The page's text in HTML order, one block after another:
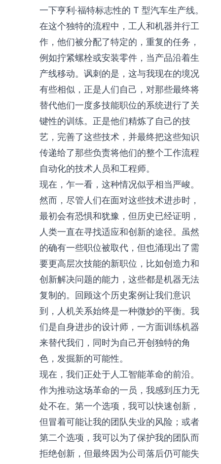
一下亨利·福特标志性的 T 型汽车生产线。
在这个独特的流程中，工人和机器并行工
作，他们被分配了特定的，重复的任务，
例如拧紧螺栓或安装零件，当产品沿着生
产线移动。讽刺的是，这与我现在的境况
有些相似，正是人们自己，对那些最终将
替代他们一度多技能职位的系统进行了关
键性的训练。正是他们精炼了自己的技
艺，完善了这些技术，并最终把这些知识
传递给了那些负责将他们的整个工作流程
自动化的技术人员和工程师。
现在，乍一看，这种情况似乎相当严峻。
然而，尽管人们在面对这些技术进步时，
最初会有恐惧和犹豫，但历史已经证明，
人类一直在寻找适应和创新的途径。虽然
的确有一些职位被取代，但也涌现出了需
要更高层次技能的新职位，比如创造力和
创新解决问题的能力，这些都是机器无法
复制的。回顾这个历史案例让我们意识
到，人机关系始终是一种微妙的平衡。我
们是自身进步的设计师，一方面训练机器
来替代我们，同时为自己开创独特的角
色，发掘新的可能性。
现在，我们正处于人工智能革命的前沿。
作为推动这场革命的一员，我感到压力无
处不在。第一个选项，我可以快速创新，
但冒着可能让我的团队失业的风险；或者
第二个选项，我可以为了保护我的团队而
拒绝创新，但最终因为公司落后仍可能失